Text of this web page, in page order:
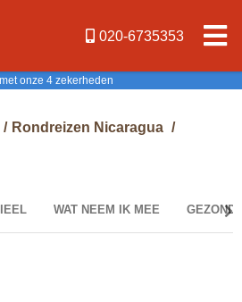
020-6735353
onze 4 zekerheden
/ Rondreizen Nicaragua /
WAT NEEM IK MEE